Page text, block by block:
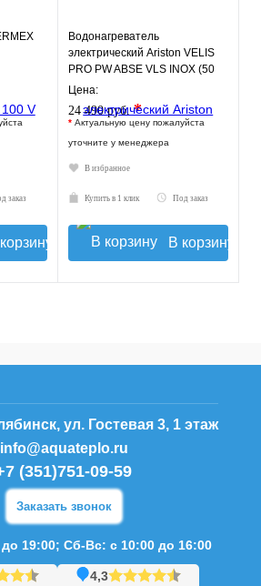
заказ
Водонагреватель
электрический Ariston VELIS
PRO PW ABSE VLS INOX (50
л.) настенный, нерж. сталь, ТЭ
Цена:
24 490 руб.*
* Актуальную цену пожалуйста
уточните у менеджера
В избранное
Купить в 1 клик Под заказ
В корзину
ул. Гостевая 3, 1 этаж
info@aquateplo.ru
(351)751-09-59
Заказать звонок
19:00; Сб-Вс: с 10:00 до 16:00
4,3